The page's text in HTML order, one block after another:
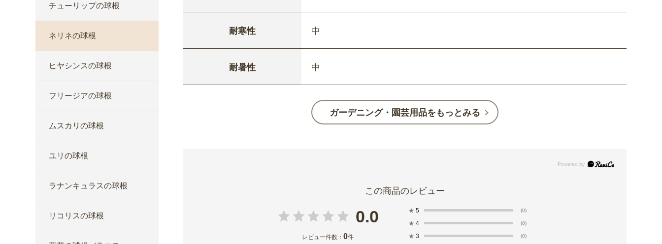
チューリップの球根
ネリネの球根
ヒヤシンスの球根
フリージアの球根
ムスカリの球根
ユリの球根
ラナンキュラスの球根
リコリスの球根
耐寒性 中
耐暑性 中
ガーデニング・園芸用品をもっとみる
0.0
レビュー件数： 0件
★ 5 (0)
★ 4 (0)
★ 3 (0)